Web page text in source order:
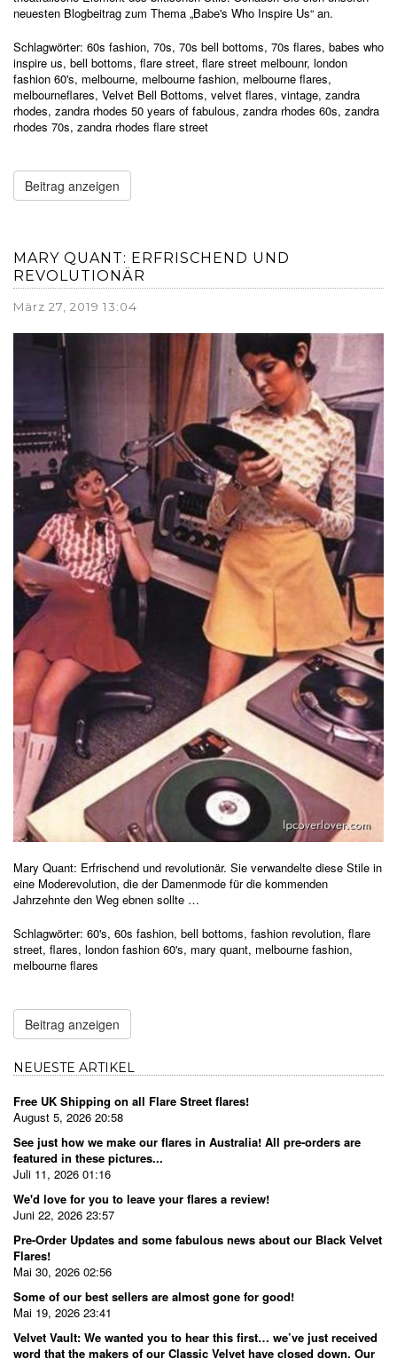
neuesten Blogbeitrag zum Thema „Babe's Who Inspire Us“ an.
Schlagwörter: 60s fashion, 70s, 70s bell bottoms, 70s flares, babes who
inspire us, bell bottoms, flare street, flare street melbounr, london
fashion 60's, melbourne, melbourne fashion, melbourne flares,
melbourneflares, Velvet Bell Bottoms, velvet flares, vintage, zandra
rhodes, zandra rhodes 50 years of fabulous, zandra rhodes 60s, zandra
rhodes 70s, zandra rhodes flare street
Beitrag anzeigen
MARY QUANT: ERFRISCHEND UND
REVOLUTIONÄR
März 27, 2019 13:04
Mary Quant: Erfrischend und revolutionär. Sie verwandelte diese Stile in
eine Moderevolution, die der Damenmode für die kommenden
Jahrzehnte den Weg ebnen sollte …
Schlagwörter: 60's, 60s fashion, bell bottoms, fashion revolution, flare
street, flares, london fashion 60's, mary quant, melbourne fashion,
melbourne flares
Beitrag anzeigen
NEUESTE ARTIKEL
Free UK Shipping on all Flare Street flares!
August 5, 2026 20:58
See just how we make our flares in Australia! All pre-orders are
featured in these pictures...
Juli 11, 2026 01:16
We'd love for you to leave your flares a review!
Juni 22, 2026 23:57
Pre-Order Updates and some fabulous news about our Black Velvet
Flares!
Mai 30, 2026 02:56
Some of our best sellers are almost gone for good!
Mai 19, 2026 23:41
Velvet Vault: We wanted you to hear this first… we’ve just received
word that the makers of our Classic Velvet have closed down. Our